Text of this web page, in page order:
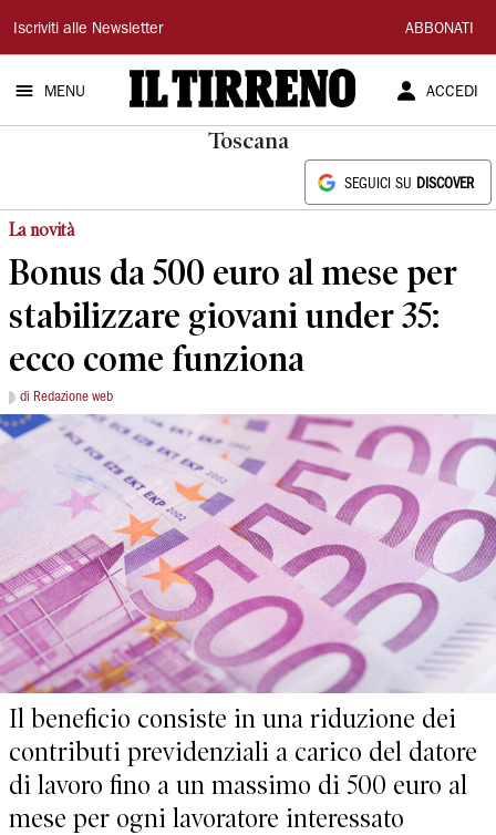
Il
Tirreno
Iscriviti alle Newsletter ABBONATI
MENU ACCEDI
Toscana
SEGUICI SU DISCOVER
La novità
Bonus da 500 euro al mese per
stabilizzare giovani under 35:
ecco come funziona
di Redazione web
Il beneficio consiste in una riduzione dei
contributi previdenziali a carico del datore
di lavoro fino a un massimo di 500 euro al
mese per ogni lavoratore interessato